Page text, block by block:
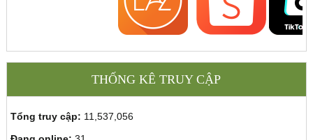
THỐNG KÊ TRUY CẬP
Tổng truy cập: 11,537,056